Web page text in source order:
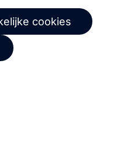
BV
De Ruijterkade 112
AB
cookies